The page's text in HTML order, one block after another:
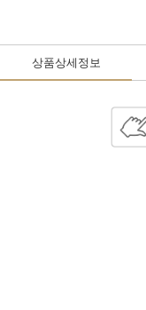
상품상세정보